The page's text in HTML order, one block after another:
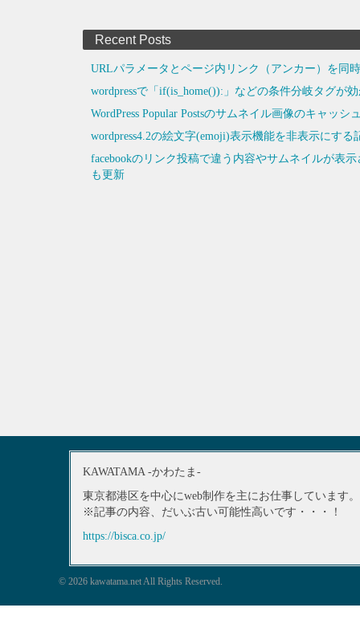
Recent Posts
URLパラメータとページ内リンク（アンカー）を同
wordpressで「if(is_home()):」などの条件分岐タグが
WordPress Popular Postsのサムネイル画像のキャッシ
wordpress4.2の絵文字(emoji)表示機能を非表示にす
facebookのリンク投稿で違う内容やサムネイルが表
も更新
KAWATAMA -かわたま-
東京都港区を中心にweb制作を主にお仕事しています。
※記事の内容、だいぶ古い可能性高いです・・・！
https://bisca.co.jp/
© 2026 kawatama.net All Rights Reserved.